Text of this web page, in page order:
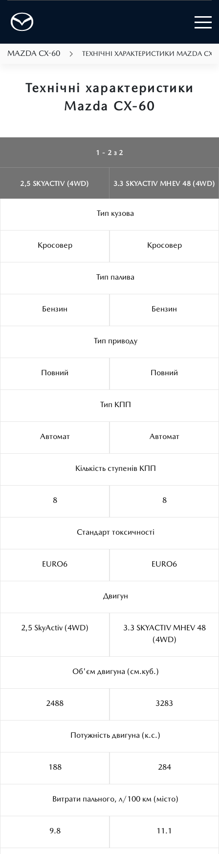
MAZDA CX-60 ТЕХНІЧНІ ХАРАКТЕРИСТИКИ MAZDA CX-
Технічні характеристики
Mazda CX-60
1 - 2 з 2
2,5 SKYACTIV (4WD) 3.3 SKYACTIV MHEV 48 (4WD)
Тип кузова
Кросовер Кросовер
Тип палива
Бензин Бензин
Тип приводу
Повний Повний
Тип КПП
Автомат Автомат
Кількість ступенів КПП
8 8
Cтандарт токсичності
EURO6 EURO6
Двигун
2,5 SkyActiv (4WD)
3.3 SKYACTIV MHEV 48
(4WD)
Об'єм двигуна (см.куб.)
2488 3283
Потужність двигуна (к.с.)
188 284
Витрати пального, л/100 км (місто)
9.8 11.1